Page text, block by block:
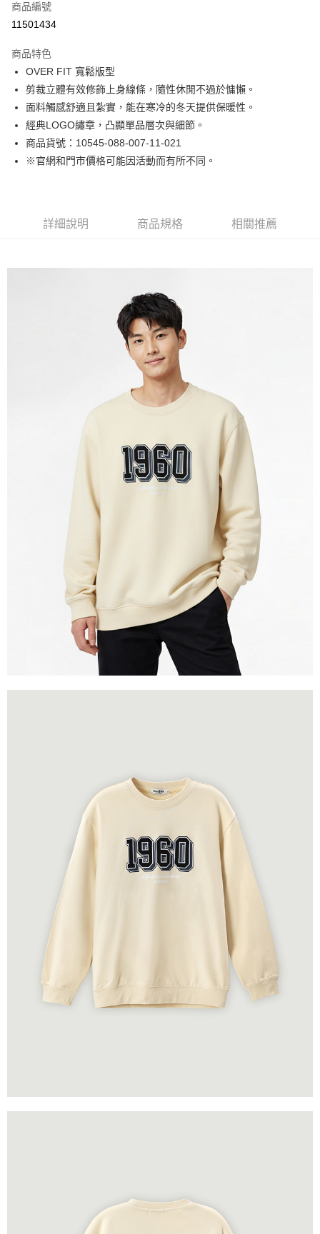
LINE Pay
街口支付
悠遊付
Google Pay
貨到付款
免運費
每筆NT$130，滿NT$1,000(含以上)免運費
商品編號
11501434
商品特色
OVER FIT 寬鬆版型
剪裁立體有效修飾上身線條，隨性休閒不過於慵懶。
面料觸感舒適且紮實，能在寒冷的冬天提供保暖性。
經典LOGO繡章，凸顯單品層次與細節。
商品貨號：10545-088-007-11-021
※官網和門市價格可能因活動而有所不同。
詳細說明 商品規格 相關推薦